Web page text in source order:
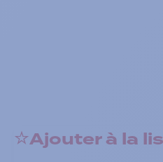
Ajouter à la